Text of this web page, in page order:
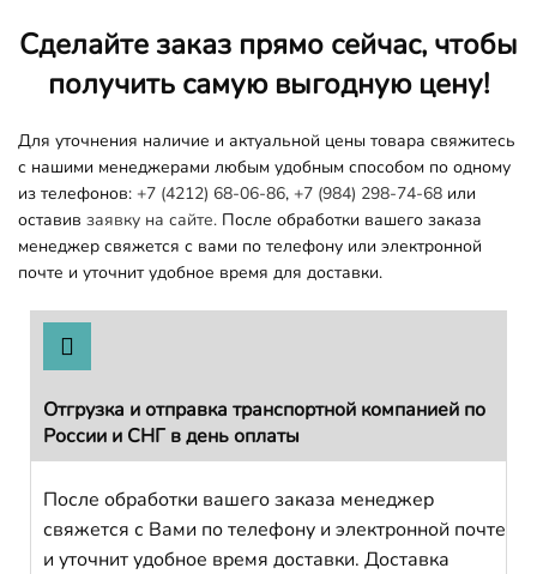
Сделайте заказ прямо сейчас, чтобы
получить самую выгодную цену!
Для уточнения наличие и актуальной цены товара свяжитесь
с нашими менеджерами любым удобным способом по одному
из телефонов: +7 (4212) 68-06-86, +7 (984) 298-74-68 или
оставив заявку на сайте. После обработки вашего заказа
менеджер свяжется с вами по телефону или электронной
почте и уточнит удобное время для доставки.
Отгрузка и отправка транспортной компанией по
России и СНГ в день оплаты
После обработки вашего заказа менеджер
свяжется с Вами по телефону и электронной почте
и уточнит удобное время доставки. Доставка